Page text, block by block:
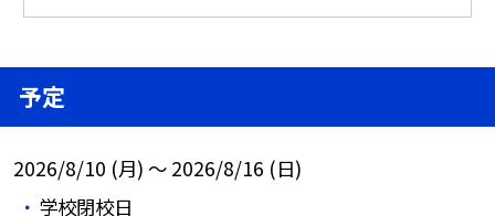
予定
2026/8/10 (月) ～ 2026/8/16 (日)
学校閉校日